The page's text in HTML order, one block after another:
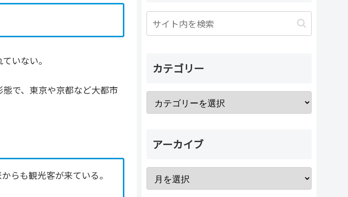
いない。
で、東京や京都など大都市
らも観光客が来ている。
カテゴリー
アーカイブ